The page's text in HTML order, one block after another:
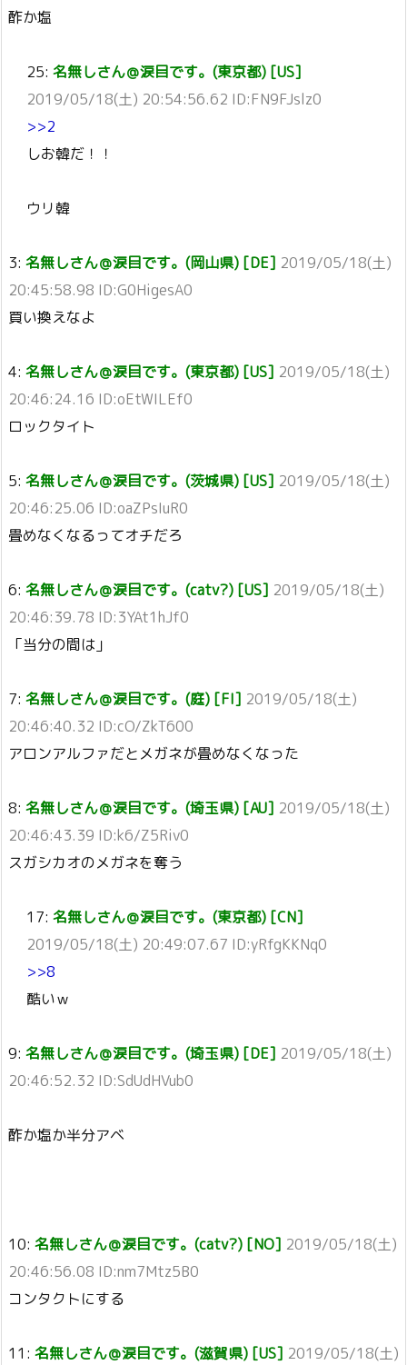
酢か塩
25: 名無しさん＠涙目です。(東京都) [US]
2019/05/18(土) 20:54:56.62 ID:FN9FJslz0
>>2
しお韓だ！！
ウリ韓
3: 名無しさん＠涙目です。(岡山県) [DE] 2019/05/18(土)
20:45:58.98 ID:G0HigesA0
買い換えなよ
4: 名無しさん＠涙目です。(東京都) [US] 2019/05/18(土)
20:46:24.16 ID:oEtWILEf0
ロックタイト
5: 名無しさん＠涙目です。(茨城県) [US] 2019/05/18(土)
20:46:25.06 ID:oaZPsIuR0
畳めなくなるってオチだろ
6: 名無しさん＠涙目です。(catv?) [US] 2019/05/18(土)
20:46:39.78 ID:3YAt1hJf0
「当分の間は」
7: 名無しさん＠涙目です。(庭) [FI] 2019/05/18(土)
20:46:40.32 ID:cO/ZkT600
アロンアルファだとメガネが畳めなくなった
8: 名無しさん＠涙目です。(埼玉県) [AU] 2019/05/18(土)
20:46:43.39 ID:k6/Z5Riv0
スガシカオのメガネを奪う
17: 名無しさん＠涙目です。(東京都) [CN]
2019/05/18(土) 20:49:07.67 ID:yRfgKKNq0
>>8
酷いｗ
9: 名無しさん＠涙目です。(埼玉県) [DE] 2019/05/18(土)
20:46:52.32 ID:SdUdHVub0
酢か塩か半分アベ
10: 名無しさん＠涙目です。(catv?) [NO] 2019/05/18(土)
20:46:56.08 ID:nm7Mtz5B0
コンタクトにする
11: 名無しさん＠涙目です。(滋賀県) [US] 2019/05/18(土)